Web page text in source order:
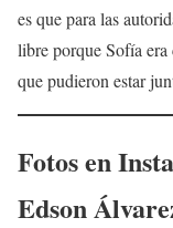
es que para las
libre porque Sofía era
que pudieron estar
Fotos en
Edson